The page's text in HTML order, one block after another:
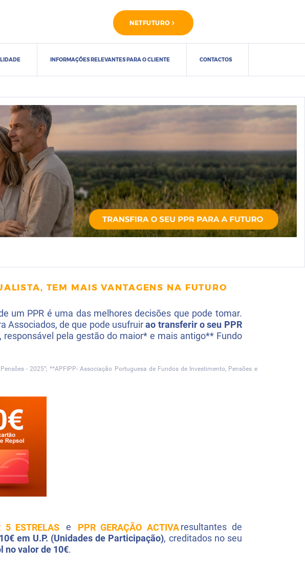
NETFUTURO
INFORMAÇÕES RELEVANTES PARA O CLIENTE CONTACTOS
TEM MAIS VANTAGENS NA FUTURO
um PPR é uma das melhores decisões que pode tomar.
Associados, de que pode usufruirao transferir o seu PPR
pela gestão do maior* e mais antigo** Fundo
- 2025”; **APFIPP- Associação Portuguesa de Fundos de Investimento, Pensões e
5 ESTRELAS e PPR GERAÇÃO ACTIVA resultantes de
em U.P. (Unidades de Participação), creditados no seu
no valor de 10€.